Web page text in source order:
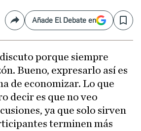
CompartirAñade El Debate en Save
porque siempre
Bueno, expresarlo así es
de economizar. Lo que
decir es que no veo
ya que solo sirven
terminen más